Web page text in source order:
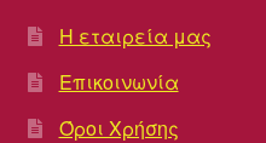
Η εταιρεία μας
Επικοινωνία
Όροι Χρήσης